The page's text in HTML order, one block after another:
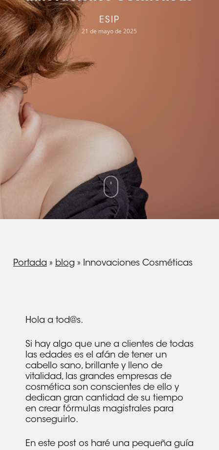
ESIP
21 de mayo de 2025
Portada » blog » Innovaciones Cosméticas
Hola a tod@s.
Si hay algo que une a clientes de todas
las edades es el afán de tener un
cabello sano, brillante y lleno de
vitalidad, las grandes empresas de
cosmética son conscientes de ello y
dedican gran cantidad de su tiempo
en crear fórmulas magistrales para
conseguirlo.
En este post os haré una pequeña guía